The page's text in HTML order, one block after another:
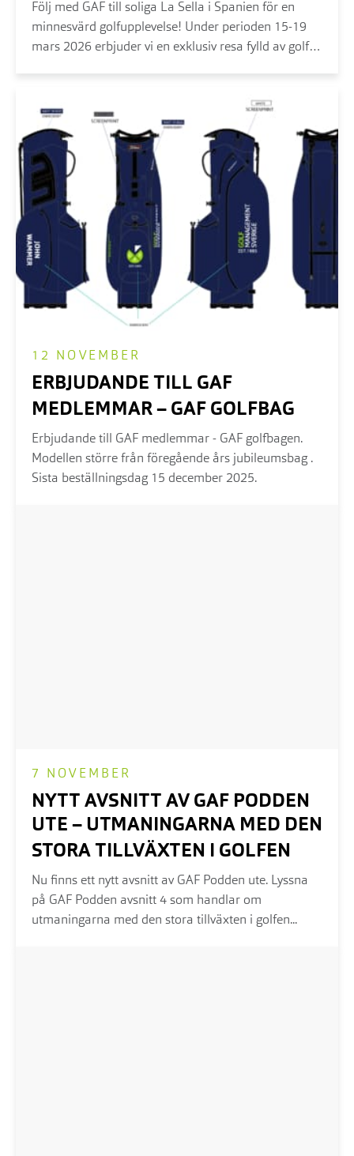
Följ med GAF till soliga La Sella i Spanien för en
minnesvärd golfupplevelse! Under perioden 15-19
mars 2026 erbjuder vi en exklusiv resa fylld av golf,
ERBJUDANDE TILL GAF
MEDLEMMAR – GAF GOLFBAG
12 NOVEMBER
Erbjudande till GAF medlemmar - GAF golfbagen.
Modellen större från föregående års jubileumsbag .
Sista beställningsdag 15 december 2025.
NYTT AVSNITT AV GAF PODDEN
UTE – UTMANINGARNA MED DEN
STORA TILLVÄXTEN I GOLFEN
7 NOVEMBER
Nu finns ett nytt avsnitt av GAF Podden ute. Lyssna
på GAF Podden avsnitt 4 som handlar om
utmaningarna med den stora tillväxten i golfen...